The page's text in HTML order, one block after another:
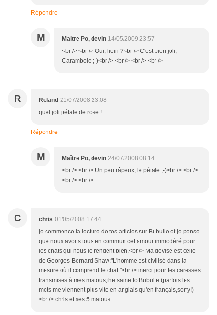
Répondre
M Maitre Po, devin 14/05/2009 23:57
<br /> <br /> Oui, hein ?<br /> C'est bien joli,
Carambole ;-)<br /> <br /> <br /> <br />
R Roland 21/07/2008 23:08
quel joli pétale de rose !
Répondre
M Maître Po, devin 24/07/2008 08:14
<br /> <br /> Un peu râpeux, le pétale ;-)<br /> <br />
<br /> <br />
C chris 01/05/2008 17:44
je commence la lecture de tes articles sur Bubulle et je pense
que nous avons tous en commun cet amour immodéré pour
les chats qui nous le rendent bien.<br /> Ma devise est celle
de Georges-Bernard Shaw:"L'homme est civilisé dans la
mesure où il comprend le chat."<br /> merci pour tes caresses
transmises à mes matous;the same to Bubulle (parfois les
mots me viennent plus vite en anglais qu'en français,sorry!)
<br /> chris et ses 5 matous.